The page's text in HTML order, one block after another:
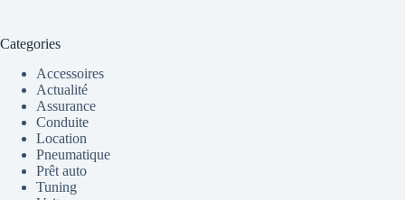
Categories
Accessoires
Actualité
Assurance
Conduite
Location
Pneumatique
Prêt auto
Tuning